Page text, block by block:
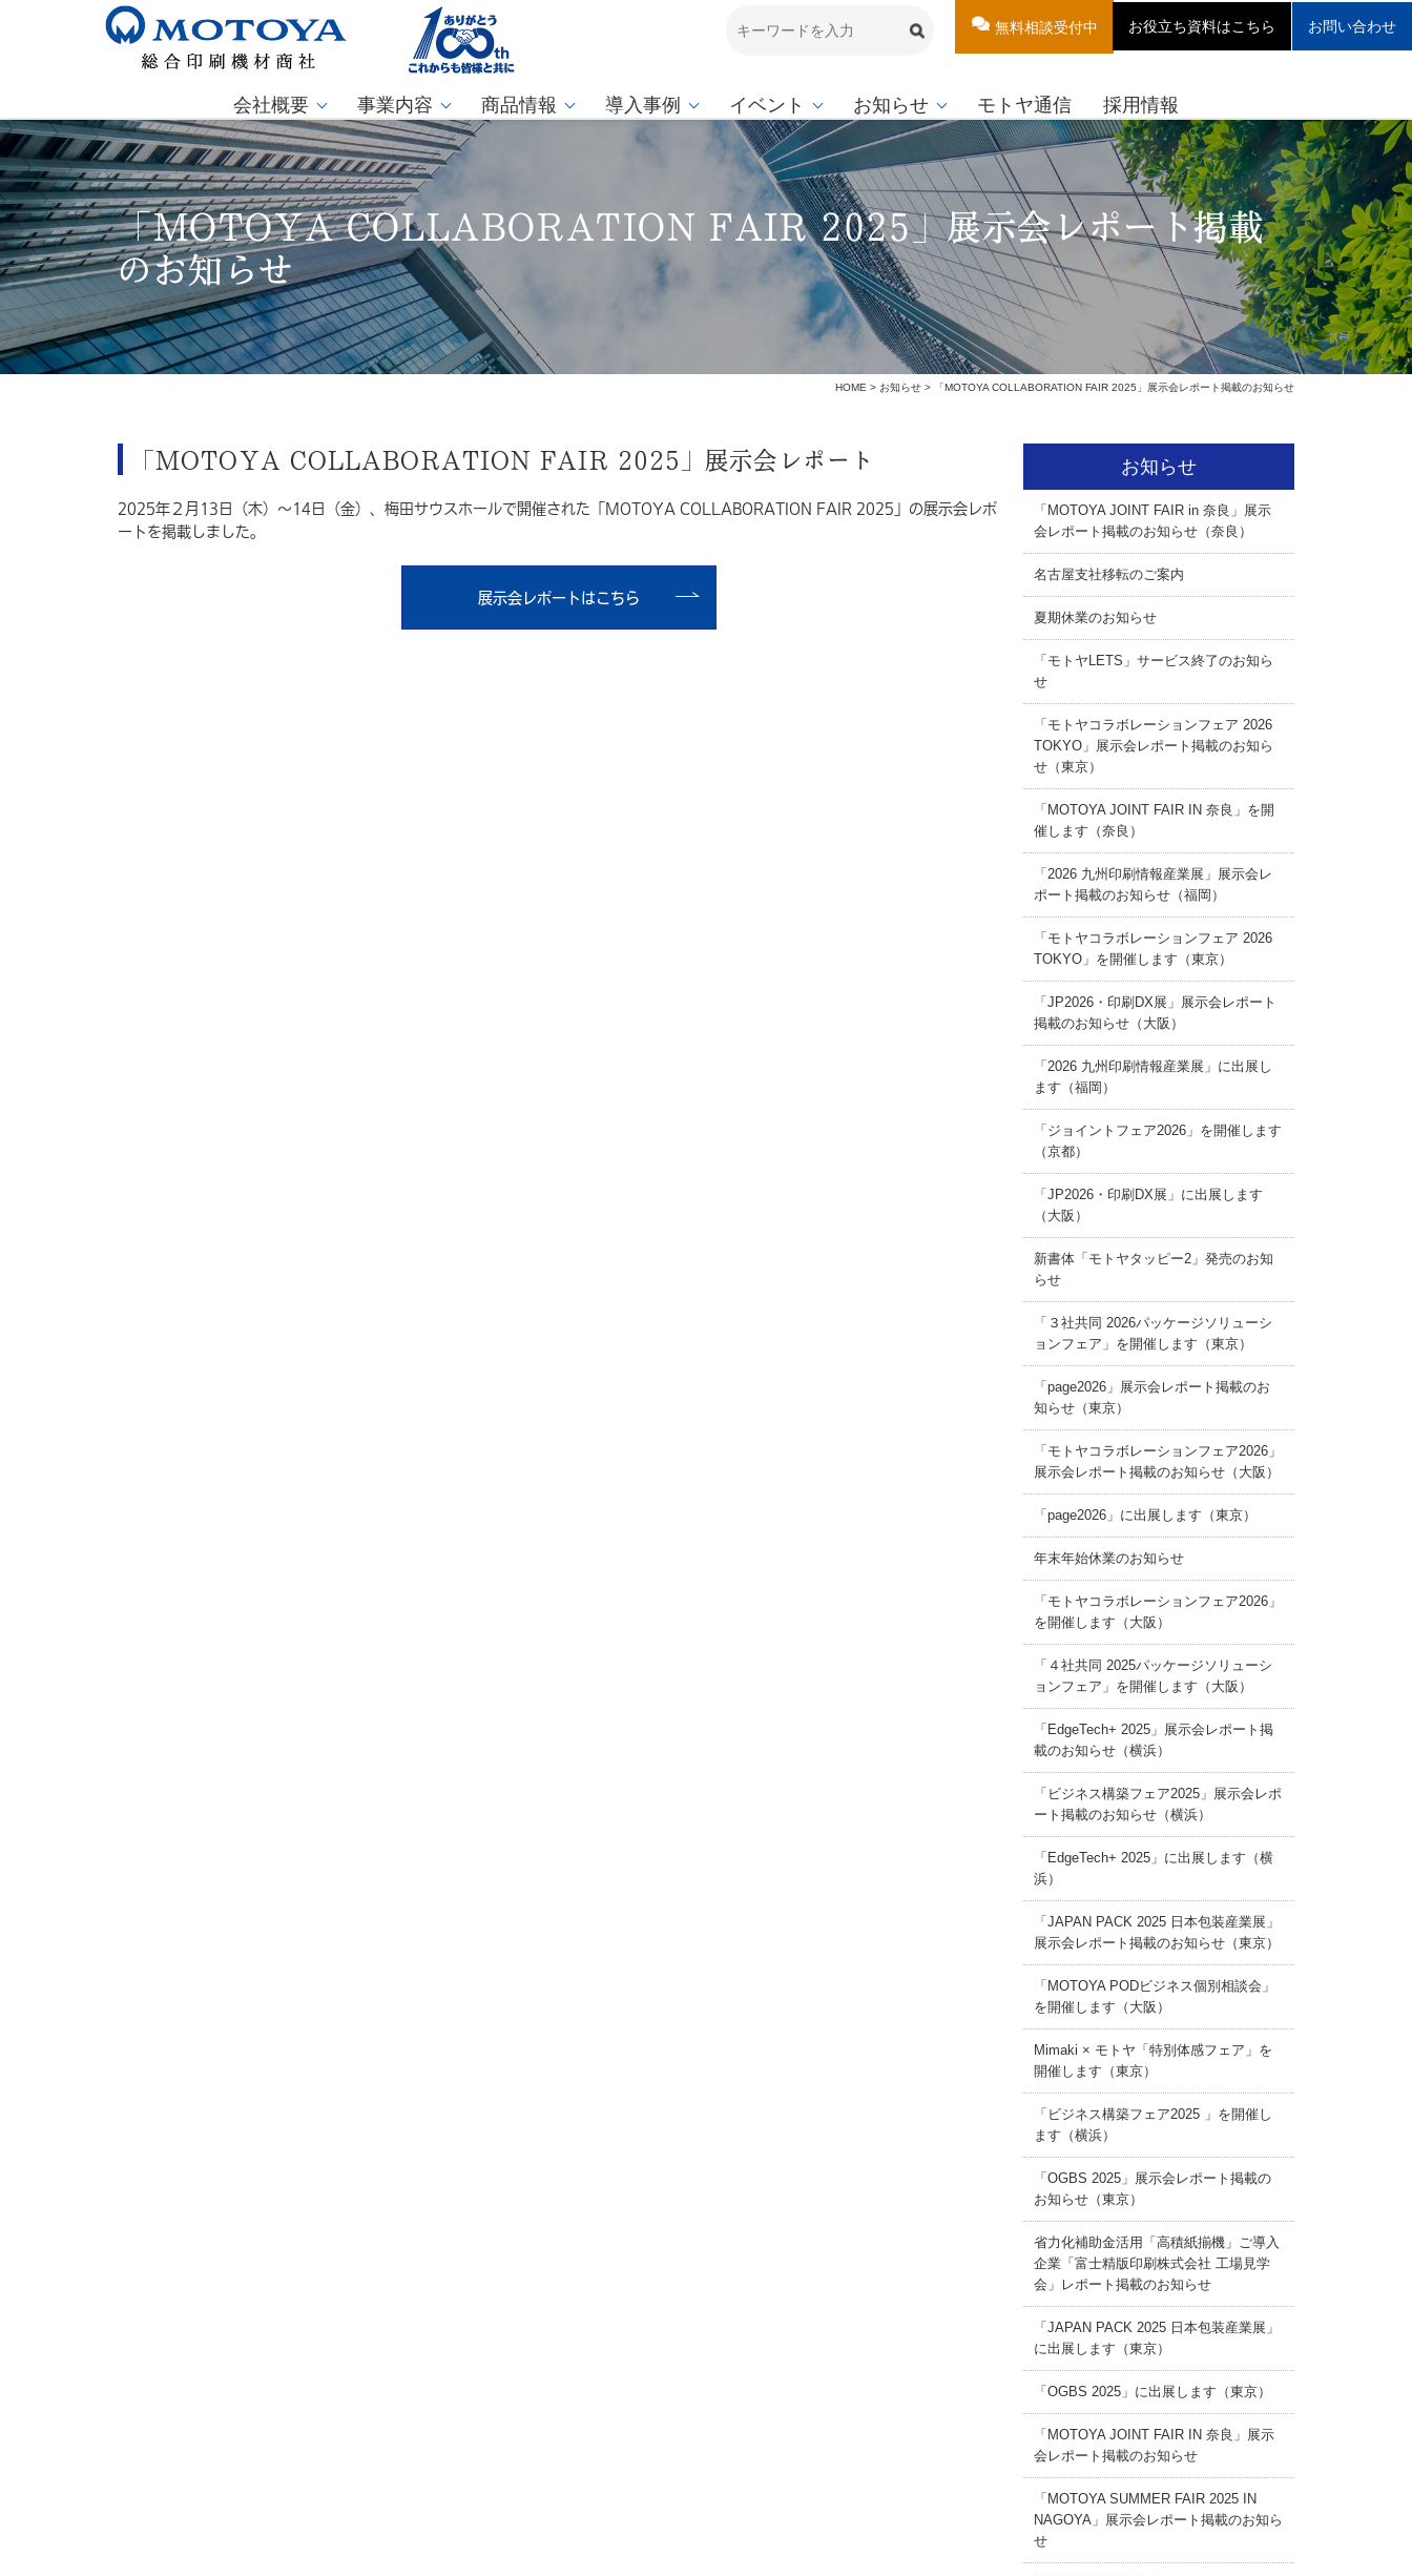
無料相談受付中 お役立ち資料はこちら お問い合わせ
会社概要 事業内容 商品情報 導入事例 イベント お知らせ モトヤ通信 採用情報
「MOTOYA COLLABORATION FAIR 2025」展示会レポート掲載
のお知らせ
HOME > お知らせ > 「MOTOYA COLLABORATION FAIR 2025」展示会レポート掲載のお知らせ
「MOTOYA COLLABORATION FAIR 2025」展示会レポート
2025年２月13日（木）～14日（金）、梅田サウスホールで開催された「MOTOYA COLLABORATION FAIR 2025」の展示会レポ
ートを掲載しました。
展示会レポートはこちら
お知らせ
「MOTOYA JOINT FAIR in 奈良」展示
会レポート掲載のお知らせ（奈良）
名古屋支社移転のご案内
夏期休業のお知らせ
「モトヤLETS」サービス終了のお知ら
せ
「モトヤコラボレーションフェア 2026
TOKYO」展示会レポート掲載のお知ら
せ（東京）
「MOTOYA JOINT FAIR IN 奈良」を開
催します（奈良）
「2026 九州印刷情報産業展」展示会レ
ポート掲載のお知らせ（福岡）
「モトヤコラボレーションフェア 2026
TOKYO」を開催します（東京）
「JP2026・印刷DX展」展示会レポート
掲載のお知らせ（大阪）
「2026 九州印刷情報産業展」に出展し
ます（福岡）
「ジョイントフェア2026」を開催します
（京都）
「JP2026・印刷DX展」に出展します
（大阪）
新書体「モトヤタッピー2」発売のお知
らせ
「３社共同 2026パッケージソリューシ
ョンフェア」を開催します（東京）
「page2026」展示会レポート掲載のお
知らせ（東京）
「モトヤコラボレーションフェア2026」
展示会レポート掲載のお知らせ（大阪）
「page2026」に出展します（東京）
年末年始休業のお知らせ
「モトヤコラボレーションフェア2026」
を開催します（大阪）
「４社共同 2025パッケージソリューシ
ョンフェア」を開催します（大阪）
「EdgeTech+ 2025」展示会レポート掲
載のお知らせ（横浜）
「ビジネス構築フェア2025」展示会レポ
ート掲載のお知らせ（横浜）
「EdgeTech+ 2025」に出展します（横
浜）
「JAPAN PACK 2025 日本包装産業展」
展示会レポート掲載のお知らせ（東京）
「MOTOYA PODビジネス個別相談会」
を開催します（大阪）
Mimaki × モトヤ「特別体感フェア」を
開催します（東京）
「ビジネス構築フェア2025 」を開催し
ます（横浜）
「OGBS 2025」展示会レポート掲載の
お知らせ（東京）
省力化補助金活用「高積紙揃機」ご導入
企業「富士精版印刷株式会社 工場見学
会」レポート掲載のお知らせ
「JAPAN PACK 2025 日本包装産業展」
に出展します（東京）
「OGBS 2025」に出展します（東京）
「MOTOYA JOINT FAIR IN 奈良」展示
会レポート掲載のお知らせ
「MOTOYA SUMMER FAIR 2025 IN
NAGOYA」展示会レポート掲載のお知ら
せ